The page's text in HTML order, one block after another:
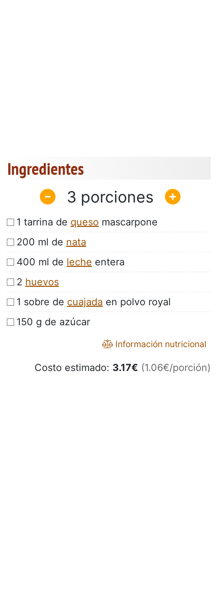
Ingredientes
3
1 tarrina de queso mascarpone
200 ml de nata
400 ml de leche entera
2 huevos
1 sobre de cuajada en polvo royal
150 g de azúcar
Información nutricional
Costo estimado: 3.17€ (1.06€/porción)